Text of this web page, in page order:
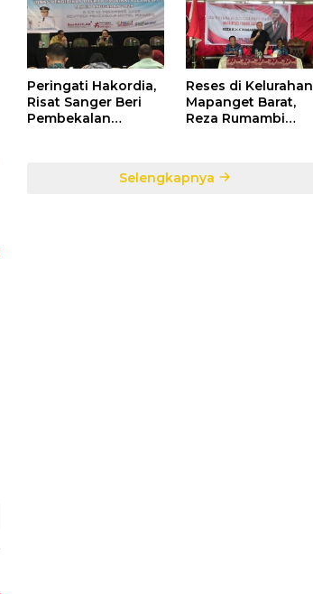
Penggunaan
Anggaran Negara
Diskusi
Peringati Hakordia,
Risat Sanger Beri
Pembekalan
Reses di Kelurahan
Mapanget Barat,
Reza Rumambi
Selengkapnya